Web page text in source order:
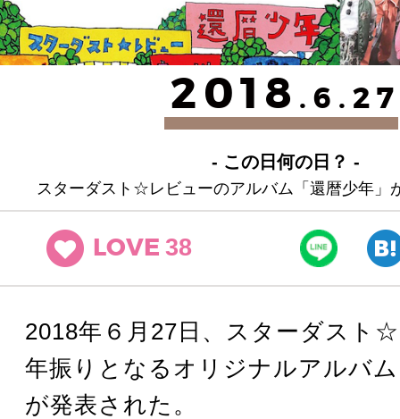
2018 .6.27
- この日何の日？ -
スターダスト☆レビューのアルバム「還暦少年」
LOVE 38
2018年６月27日、スターダスト
年振りとなるオリジナルアルバ
が発表された。